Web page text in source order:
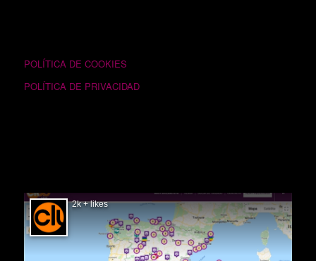
POLÍTICA DE COOKIES
POLÍTICA DE PRIVACIDAD
2k + likes